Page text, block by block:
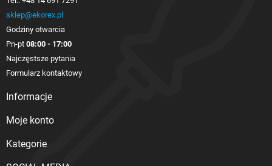
sklep@ekorex.pl
Godziny otwarcia
Pn-pt 08:00 - 17:00
Najczęstsze pytania
Formularz kontaktowy
Informacje
Moje konto
Kategorie